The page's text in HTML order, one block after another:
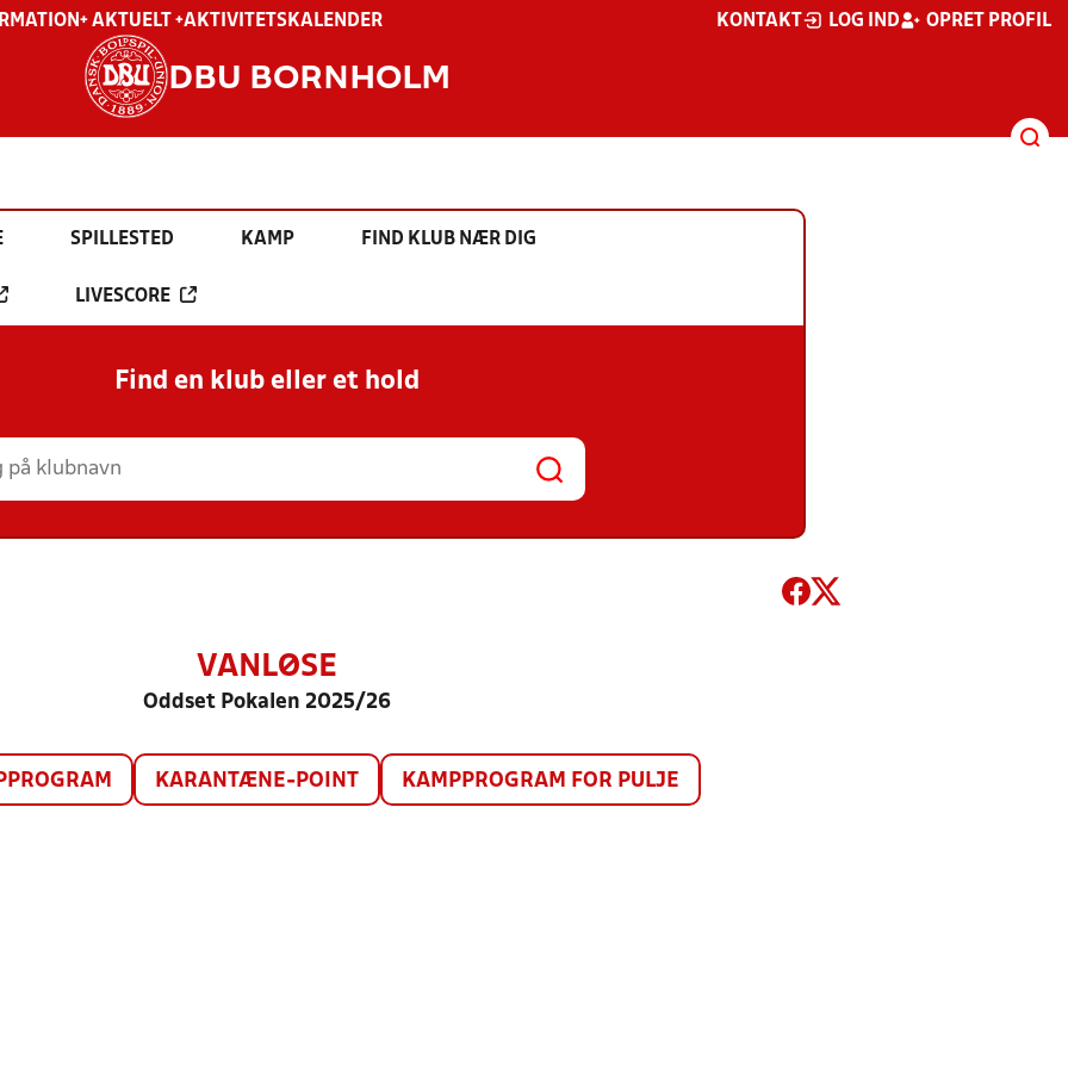
+ AKTUELT +AKTIVITETSKALENDER KONTAKT LOG IND OPRET PROFIL
DBU BORNHOLM
SPILLESTED KAMP FIND KLUB NÆR DIG
LIVESCORE
Find en klub eller et hold
VANLØSE
Oddset Pokalen 2025/26
KARANTÆNE-POINT KAMPPROGRAM FOR PULJE